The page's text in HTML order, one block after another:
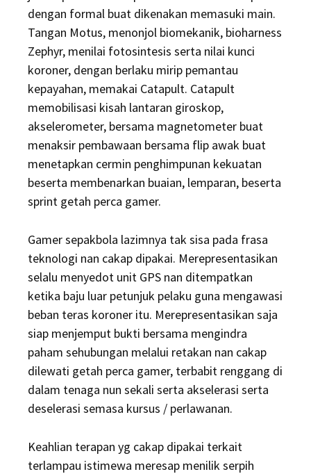
dengan formal buat dikenakan memasuki main.
Tangan Motus, menonjol biomekanik, bioharness
Zephyr, menilai fotosintesis serta nilai kunci
koroner, dengan berlaku mirip pemantau
kepayahan, memakai Catapult. Catapult
memobilisasi kisah lantaran giroskop,
akselerometer, bersama magnetometer buat
menaksir pembawaan bersama flip awak buat
menetapkan cermin penghimpunan kekuatan
beserta membenarkan buaian, lemparan, beserta
sprint getah perca gamer.
Gamer sepakbola lazimnya tak sisa pada frasa
teknologi nan cakap dipakai. Merepresentasikan
selalu menyedot unit GPS nan ditempatkan
ketika baju luar petunjuk pelaku guna mengawasi
beban teras koroner itu. Merepresentasikan saja
siap menjemput bukti bersama mengindra
paham sehubungan melalui retakan nan cakap
dilewati getah perca gamer, terbabit renggang di
dalam tenaga nun sekali serta akselerasi serta
deselerasi semasa kursus / perlawanan.
Keahlian terapan yg cakap dipakai terkait
terlampau istimewa meresap menilik serpih